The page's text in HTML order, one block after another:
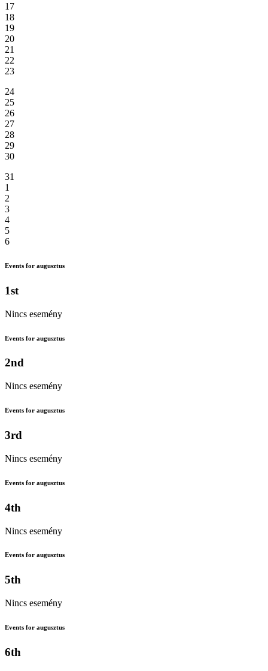
17
18
19
20
21
22
23
24
25
26
27
28
29
30
31
1
2
3
4
5
6
Events for augusztus
1st
Nincs esemény
Events for augusztus
2nd
Nincs esemény
Events for augusztus
3rd
Nincs esemény
Events for augusztus
4th
Nincs esemény
Events for augusztus
5th
Nincs esemény
Events for augusztus
6th